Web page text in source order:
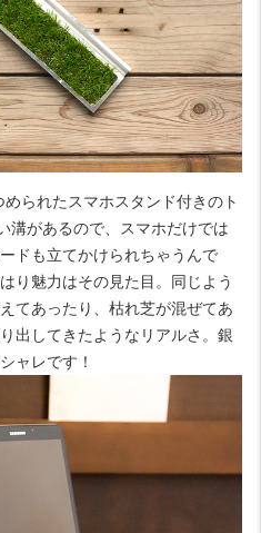
られたスマホスタンド付きのト
溝があるので、スマホだけでは
ドも立てかけられちゃうんで
り魅力はその見た目。同じよう
てあったり、枯れ芝が混ぜてあ
出してきたようなリアルさ。銀
ャレです！